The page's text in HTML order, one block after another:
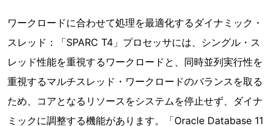
ワークロードに合わせて処理を最適化するダイナミック・
スレッド：「SPARC T4」プロセッサには、シングル・ス
レッド性能を重視するワークロードと、同時並列実行性を
重視するマルチスレッド・ワークロードのバランスを取る
ため、コアとなるリソースをシステムを停止せず、ダイナ
ミックに調整する機能があります。「Oracle Database 11